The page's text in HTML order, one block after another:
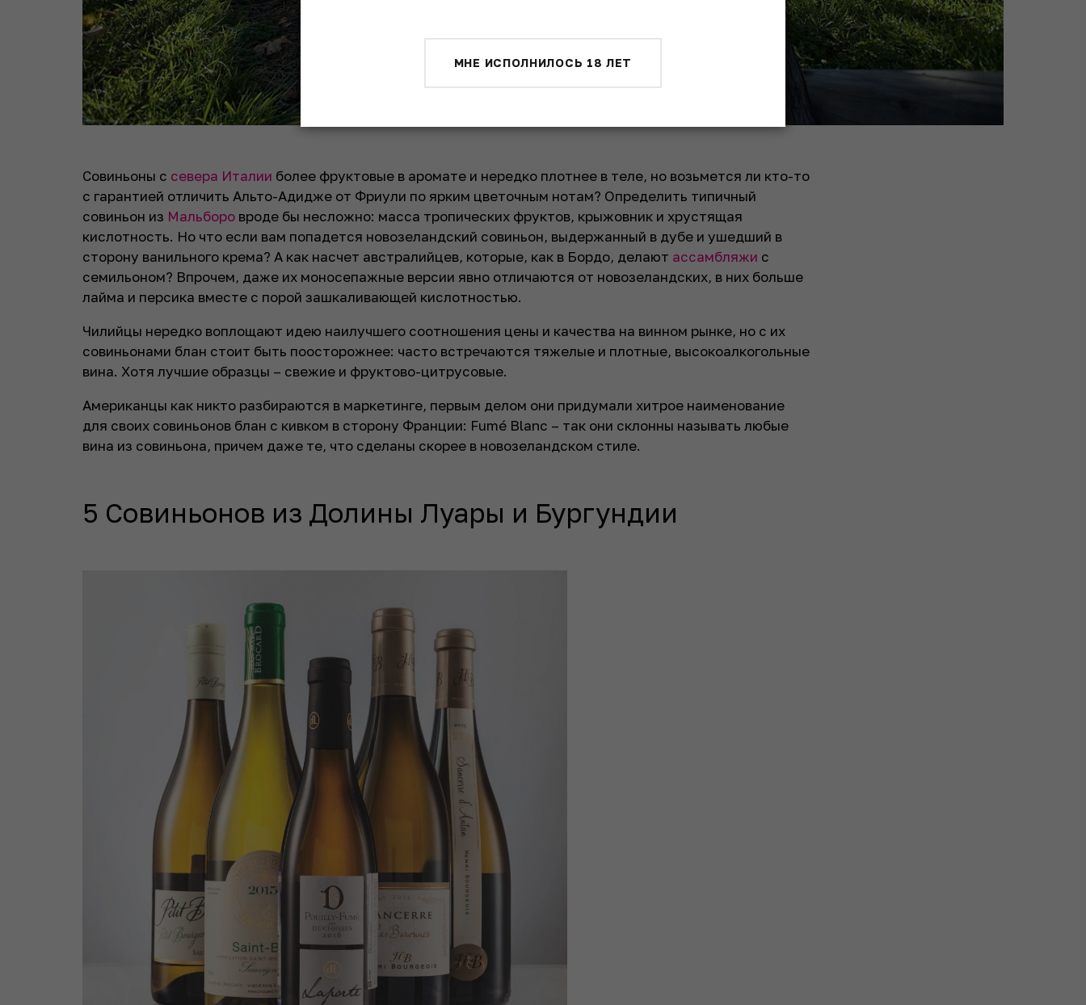
Совиньоны с севера Италии более фруктовые в аромате и нередко плотнее в теле, но возьмется ли кто-то
с гарантией отличить Альто-Адидже от Фриули по ярким цветочным нотам? Определить типичный
совиньон из Мальборо вроде бы несложно: масса тропических фруктов, крыжовник и хрустящая
кислотность. Но что если вам попадется новозеландский совиньон, выдержанный в дубе и ушедший в
сторону ванильного крема? А как насчет австралийцев, которые, как в Бордо, делают ассамбляжи с
семильоном? Впрочем, даже их моносепажные версии явно отличаются от новозеландских, в них больше
лайма и персика вместе с порой зашкаливающей кислотностью.
Чилийцы нередко воплощают идею наилучшего соотношения цены и качества на винном рынке, но с их
совиньонами блан стоит быть поосторожнее: часто встречаются тяжелые и плотные, высокоалкогольные
вина. Хотя лучшие образцы – свежие и фруктово-цитрусовые.
Американцы как никто разбираются в маркетинге, первым делом они придумали хитрое наименование
для своих совиньонов блан с кивком в сторону Франции: Fumé Blanc – так они склонны называть любые
вина из совиньона, причем даже те, что сделаны скорее в новозеландском стиле.
5 Совиньонов из Долины Луары и Бургундии
МНЕ ИСПОЛНИЛОСЬ 18 ЛЕТ